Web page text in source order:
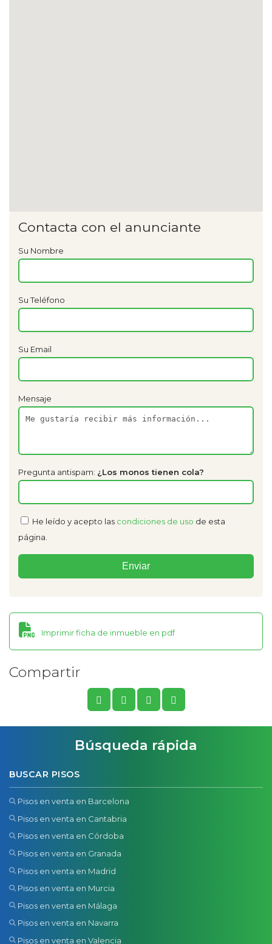
Contacta con el anunciante
Su Nombre
Su Teléfono
Su Email
Mensaje
Pregunta antispam: ¿Los monos tienen cola?
He leído y acepto las condiciones de uso de esta
página.
Imprimir ficha de inmueble en pdf
Compartir
Búsqueda rápida
BUSCAR PISOS
Pisos en venta en Barcelona
Pisos en venta en Cantabria
Pisos en venta en Córdoba
Pisos en venta en Granada
Pisos en venta en Madrid
Pisos en venta en Murcia
Pisos en venta en Málaga
Pisos en venta en Navarra
Pisos en venta en Valencia